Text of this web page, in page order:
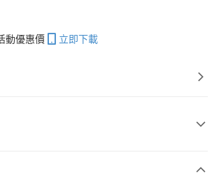
動優惠價 立即下載